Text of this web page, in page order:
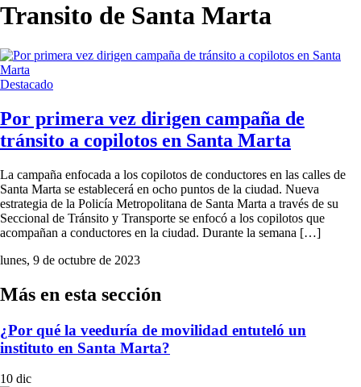
Transito de Santa Marta
Destacado
Por primera vez dirigen campaña de
tránsito a copilotos en Santa Marta
La campaña enfocada a los copilotos de conductores en las calles de
Santa Marta se establecerá en ocho puntos de la ciudad. Nueva
estrategia de la Policía Metropolitana de Santa Marta a través de su
Seccional de Tránsito y Transporte se enfocó a los copilotos que
acompañan a conductores en la ciudad. Durante la semana […]
lunes, 9 de octubre de 2023
Más en esta sección
¿Por qué la veeduría de movilidad entuteló un
instituto en Santa Marta?
10 dic